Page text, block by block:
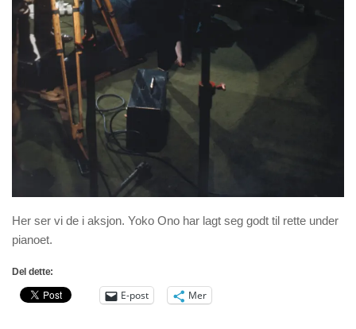
Her ser vi de i aksjon. Yoko Ono har lagt seg godt til rette under
pianoet.
Del dette:
E-post Mer